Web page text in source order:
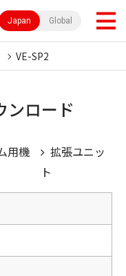
Japan Global
VE-SP2
ンロード
用機
拡張ユニッ
ト